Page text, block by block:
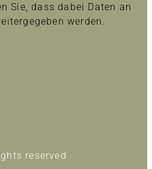
Sie, dass dabei Daten an
werden.
reserved